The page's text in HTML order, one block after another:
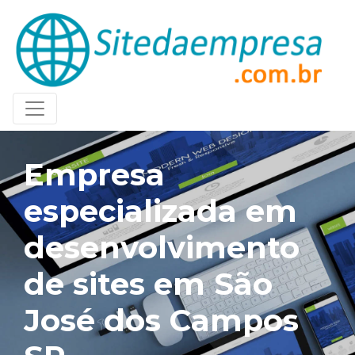
Empresa
especializada em
desenvolvimento
de sites em São
José dos Campos